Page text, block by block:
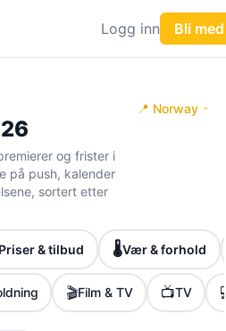
Logg inn Bli med
og frister i
på push, kalender
sortert etter
📍 Norway
Priser & tilbud 🌡️Vær & forhold
🎬Film & TV 📺TV 💻